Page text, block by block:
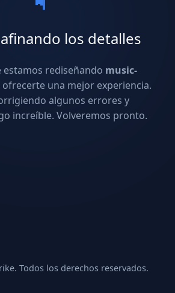
los detalles
estamos rediseñando music-
una mejor experiencia.
algunos errores y
increíble. Volveremos pronto.
Todos los derechos reservados.